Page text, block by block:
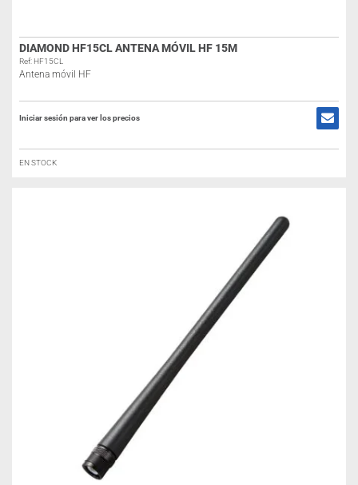
DIAMOND HF15CL ANTENA MÓVIL HF 15M
Ref: HF15CL
Antena móvil HF
Iniciar sesión para ver los precios
EN STOCK